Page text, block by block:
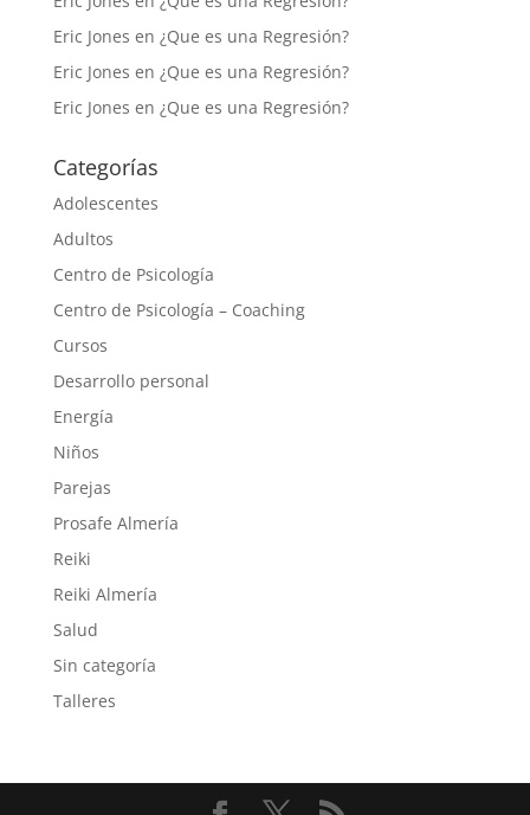
Eric Jones en ¿Que es una Regresión?
Eric Jones en ¿Que es una Regresión?
Eric Jones en ¿Que es una Regresión?
Categorías
Adolescentes
Adultos
Centro de Psicología
Centro de Psicología – Coaching
Cursos
Desarrollo personal
Energía
Niños
Parejas
Prosafe Almería
Reiki
Reiki Almería
Salud
Sin categoría
Talleres